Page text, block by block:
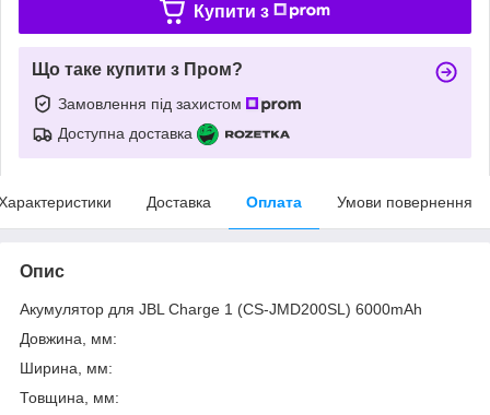
Купити з
Що таке купити з Пром?
Замовлення під захистом
Доступна доставка
Доставка Оплата Умови повернення
Опис
Акумулятор для JBL Charge 1 (CS-JMD200SL) 6000mAh
Довжина, мм:
Ширина, мм:
Товщина, мм: